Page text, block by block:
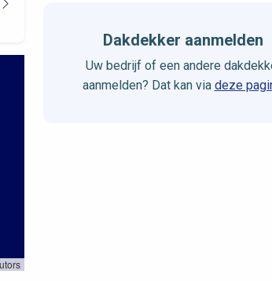
Dakdekker aanmelden
Uw bedrijf of een andere
aanmelden? Dat kan via deze